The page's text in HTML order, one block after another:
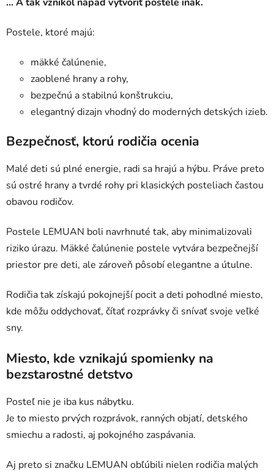
... A tak vznikol nápad vytvoriť postele inak.
Postele, ktoré majú:
mäkké čalúnenie,
zaoblené hrany a rohy,
bezpečnú a stabilnú konštrukciu,
elegantný dizajn vhodný do moderných detských izieb.
Bezpečnosť, ktorú rodičia ocenia
Malé deti sú plné energie, radi sa hrajú a hýbu. Práve preto
sú ostré hrany a tvrdé rohy pri klasických posteliach častou
obavou rodičov.
Postele LEMUAN boli navrhnuté tak, aby minimalizovali
riziko úrazu. Mäkké čalúnenie postele vytvára bezpečnejší
priestor pre deti, ale zároveň pôsobí elegantne a útulne.
Rodičia tak získajú pokojnejší pocit a deti pohodlné miesto,
kde môžu oddychovať, čítať rozprávky či snívať svoje veľké
sny.
Miesto, kde vznikajú spomienky na
bezstarostné detstvo
Posteľ nie je iba kus nábytku.
Je to miesto prvých rozprávok, ranných objatí, detského
smiechu a radosti, aj pokojného zaspávania.
Aj preto si značku LEMUAN obľúbili nielen rodičia malých